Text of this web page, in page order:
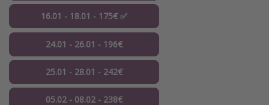
16.01 - 18.01 - 175€ ✅
24.01 - 26.01 - 196€
25.01 - 28.01 - 242€
05.02 - 08.02 - 238€